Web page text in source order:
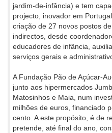
jardim-de-infância) e tem
projecto, inovador em
criação de 27 novos postos
indirectos, desde
educadores de infância,
serviços gerais e
A Fundação Pão de Açúcar-
junto aos hipermercados
Matosinhos e Maia, num
milhões de euros, financiado
cento. A este propósito, é de
pretende, até final do ano,